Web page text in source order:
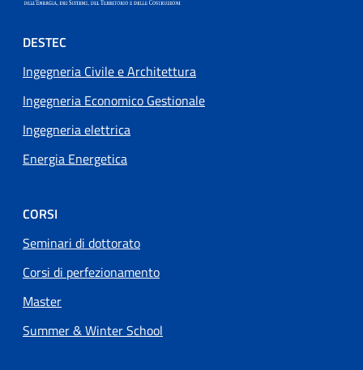
Footer menu
DESTEC
Ingegneria Civile e Architettura
Ingegneria Economico Gestionale
Ingegneria elettrica
Energia Energetica
CORSI
Seminari di dottorato
Corsi di perfezionamento
Master
Summer & Winter School